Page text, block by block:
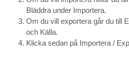
Bläddra under Importera.
Om du vill exportera går du till
och Källa.
Klicka sedan på Importera /